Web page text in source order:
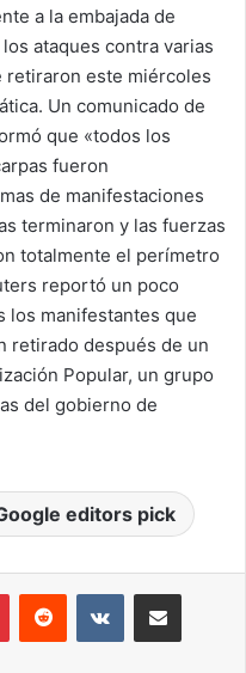
a la embajada de
ataques contra varias
retiraron este miércoles
Un comunicado de
que «todos los
fueron
de manifestaciones
terminaron y las fuerzas
totalmente el perímetro
reportó un poco
los manifestantes que
retirado después de un
Popular, un grupo
del gobierno de
editors pick